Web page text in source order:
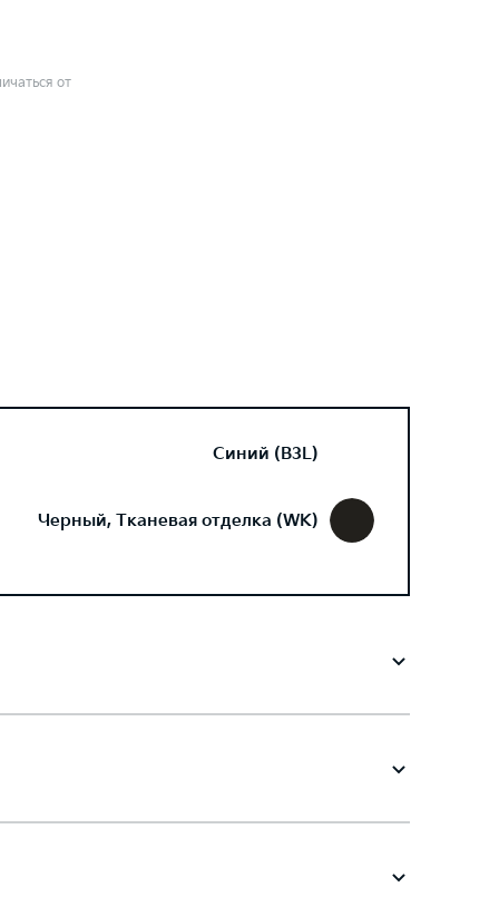
от
Синий (B3L)
Черный, Тканевая отделка (WK)